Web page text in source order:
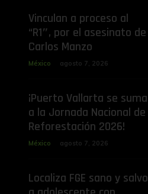
Vinculan a proceso al
“R1″, por el asesinato de
Carlos Manzo
México agosto 7, 2026
¡Puerto Vallarta se suma
a la Jornada Nacional de
Reforestación 2026!
México agosto 7, 2026
Localiza FGE sano y salvo